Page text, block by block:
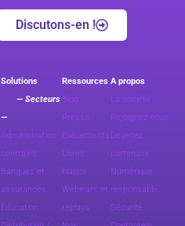
Discutons-en !
Solutions
— Secteurs
—
Administration
centrales
Banques et
assurances
Education
Ressources
Blog
Presse
Evénements
Livres
blancs
Webinars et
replays
A propos
La société
Rejoignez-nous
Devenez
partenaire
Numérique
responsable
Sécurité